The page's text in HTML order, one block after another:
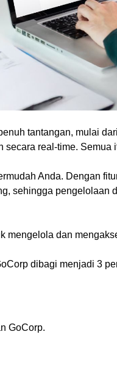
tantangan, mulai
real-time. Semua
Anda. Dengan
sehingga pengelolaan
mengelola dan
dibagi menjadi 3
GoCorp.